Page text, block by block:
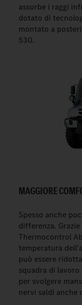
assorbe i raggi
dotato di
montato a
530.
MAGGIORE
Spesso anche
differenza.
Thermocontrol
temperatura
può essere
squadra di
per svolgere
nervi saldi